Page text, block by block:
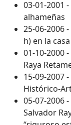
03-01-2001
alhameñas
25-06-2006
h) en la
01-10-2000
Raya
15-09-2007
Histórico-
05-07-2006
Salvador